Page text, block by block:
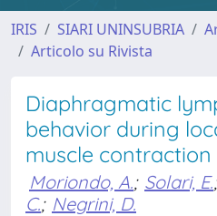
IRIS SIARI UNINSUBRIA
Articolo su Rivista
Diaphragmatic
behavior during
muscle contraction
Moriondo, A.; Solari, E.;
C.; Negrini, D.